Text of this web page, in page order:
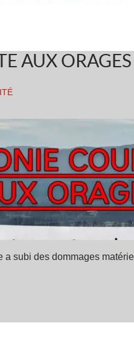
AUX ORAGES
a subi des dommages